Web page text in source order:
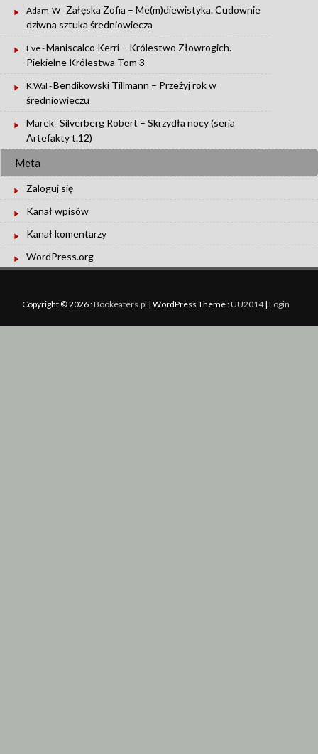
Adam-W- Załęska Zofia – Me(m)diewistyka. Cudownie
dziwna sztuka średniowiecza
Eve-Maniscalco Kerri – Królestwo Złowrogich.
Piekielne Królestwa Tom 3
K.Wal -Bendikowski Tillmann – Przeżyj rok w
średniowieczu
Marek-Silverberg Robert – Skrzydła nocy (seria
Artefakty t.12)
Meta
Zaloguj się
Kanał wpisów
Kanał komentarzy
WordPress.org
Copyright © 2026 :Bookeaters.pl | WordPress Theme :UU2014 | Login